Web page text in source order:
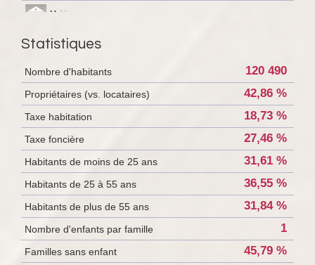
Mairie
Statistiques
Nombre d'habitants 120 490
Propriétaires (vs. locataires) 42,86 %
Taxe habitation 18,73 %
Taxe foncière 27,46 %
Habitants de moins de 25 ans 31,61 %
Habitants de 25 à 55 ans 36,55 %
Habitants de plus de 55 ans 31,84 %
Nombre d'enfants par famille 1
Familles sans enfant 45,79 %